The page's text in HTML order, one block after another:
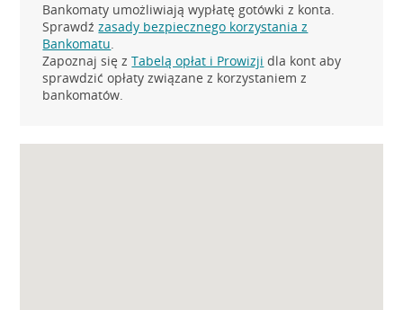
Bankomaty umożliwiają wypłatę gotówki z konta.
Sprawdźzasady bezpiecznego korzystania z
Bankomatu.
Zapoznaj się zTabelą opłat i Prowizji dla kont aby
sprawdzić opłaty związane z korzystaniem z
bankomatów.